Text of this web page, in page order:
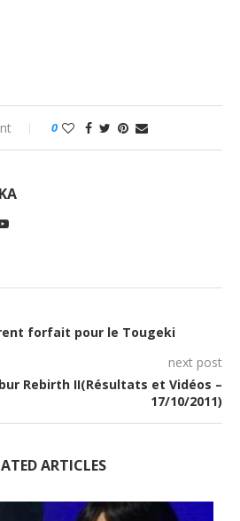
0
forfait pour le Tougeki
next post
Rebirth II(Résultats et Vidéos –
17/10/2011)
ARTICLES